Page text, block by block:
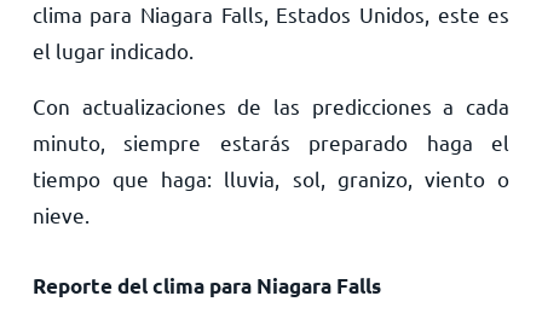
clima para Niagara Falls, Estados Unidos, este es
el lugar indicado.
Con actualizaciones de las predicciones a cada
minuto, siempre estarás preparado haga el
tiempo que haga: lluvia, sol, granizo, viento o
nieve.
Reporte del clima para Niagara Falls